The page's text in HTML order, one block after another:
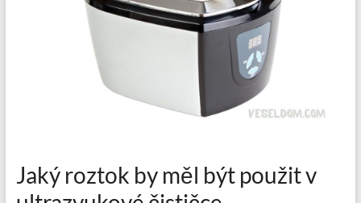
Jaký roztok by měl být použit v